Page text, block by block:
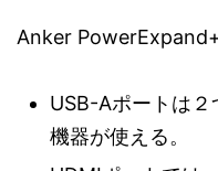
Anker
USB-Aポートは
機器が使える。